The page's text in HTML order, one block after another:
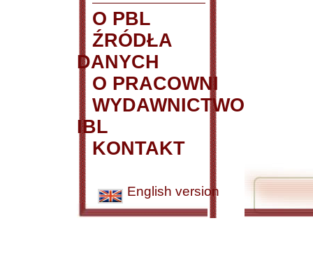
O PBL
ŹRÓDŁA
DANYCH
O PRACOWNI
WYDAWNICTWO
IBL
KONTAKT
English version